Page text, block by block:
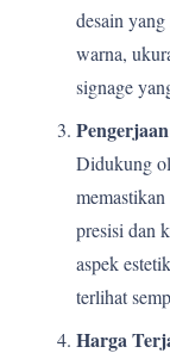
desain
warna,
signage
Didukung
presisi dan
aspek
terlihat
Harga